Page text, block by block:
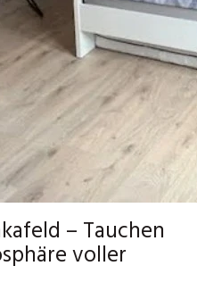
– Tauchen
voller